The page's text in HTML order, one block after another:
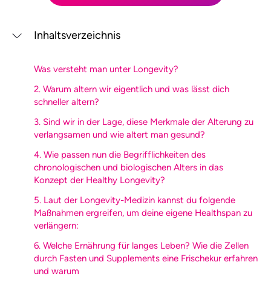
Inhaltsverzeichnis
Was versteht man unter Longevity?
2. Warum altern wir eigentlich und was lässt dich
schneller altern?
3. Sind wir in der Lage, diese Merkmale der Alterung zu
verlangsamen und wie altert man gesund?
4. Wie passen nun die Begrifflichkeiten des
chronologischen und biologischen Alters in das
Konzept der Healthy Longevity?
5. Laut der Longevity-Medizin kannst du folgende
Maßnahmen ergreifen, um deine eigene Healthspan zu
verlängern:
6. Welche Ernährung für langes Leben? Wie die Zellen
durch Fasten und Supplements eine Frischekur erfahren
und warum